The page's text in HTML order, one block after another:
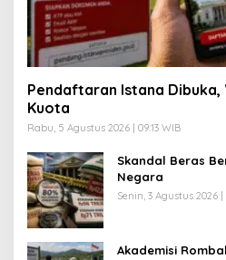
Pendaftaran Istana
Kuota
Rabu, 5 Agustus 2026 | 09:13 WIB
Skandal Beras
Negara
Senin, 3 Agustus 2026 |
Akademisi